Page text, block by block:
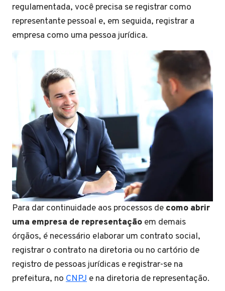
regulamentada, você precisa se registrar como
representante pessoal e, em seguida, registrar a
empresa como uma pessoa jurídica.
Para dar continuidade aos processos de como abrir
uma empresa de representação em demais
órgãos, é necessário elaborar um contrato social,
registrar o contrato na diretoria ou no cartório de
registro de pessoas jurídicas e registrar-se na
prefeitura, no CNPJ e na diretoria de representação.